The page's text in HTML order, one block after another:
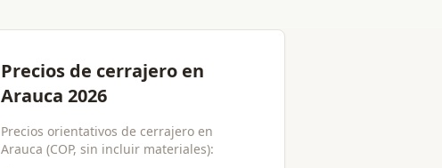
Precios de cerrajero en
Arauca 2026
Precios orientativos de cerrajero en
Arauca (COP, sin incluir materiales):